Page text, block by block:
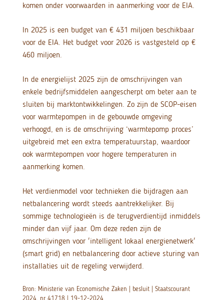
komen onder voorwaarden in aanmerking voor de EIA.
In 2025 is een budget van € 431 miljoen beschikbaar
voor de EIA. Het budget voor 2026 is vastgesteld op €
460 miljoen.
In de energielijst 2025 zijn de omschrijvingen van
enkele bedrijfsmiddelen aangescherpt om beter aan te
sluiten bij marktontwikkelingen. Zo zijn de SCOP-eisen
voor warmtepompen in de gebouwde omgeving
verhoogd, en is de omschrijving ‘warmtepomp proces’
uitgebreid met een extra temperatuurstap, waardoor
ook warmtepompen voor hogere temperaturen in
aanmerking komen.
Het verdienmodel voor technieken die bijdragen aan
netbalancering wordt steeds aantrekkelijker. Bij
sommige technologieën is de terugverdientijd inmiddels
minder dan vijf jaar. Om deze reden zijn de
omschrijvingen voor 'intelligent lokaal energienetwerk'
(smart grid) en netbalancering door actieve sturing van
installaties uit de regeling verwijderd.
Bron: Ministerie van Economische Zaken | besluit | Staatscourant